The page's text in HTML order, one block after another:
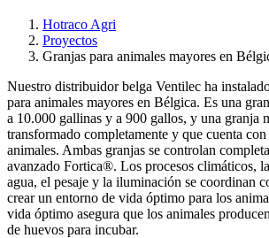
Hotraco Agri
Proyectos
Granjas para animales mayores en
Nuestro distribuidor belga Ventilec ha
para animales mayores en Bélgica. Es una
a 10.000 gallinas y a 900 gallos, y una granja
transformado completamente y que cuenta
animales. Ambas granjas se controlan
avanzado Fortica®. Los procesos climáticos,
agua, el pesaje y la iluminación se coordinan
crear un entorno de vida óptimo para los
vida óptimo asegura que los animales
de huevos para incubar.